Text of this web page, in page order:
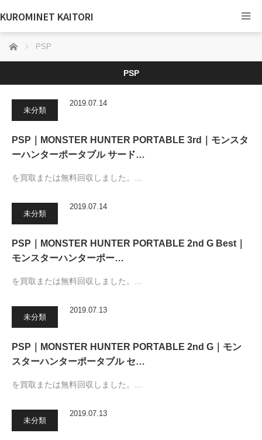
KUROMINET KAITORI
ホーム PSP
PSP
未分類
2019.07.14
PSP｜MONSTER HUNTER PORTABLE 3rd｜モンスタ
ーハンターポータブル サード…
を買取または無料回収しました。…
未分類
2019.07.14
PSP｜MONSTER HUNTER PORTABLE 2nd G Best｜
モンスターハンターポー…
を買取または無料回収しました。…
未分類
2019.07.13
PSP｜MONSTER HUNTER PORTABLE 2nd G｜モン
スターハンターポータブル セ…
を買取または無料回収しました。…
未分類
2019.07.13